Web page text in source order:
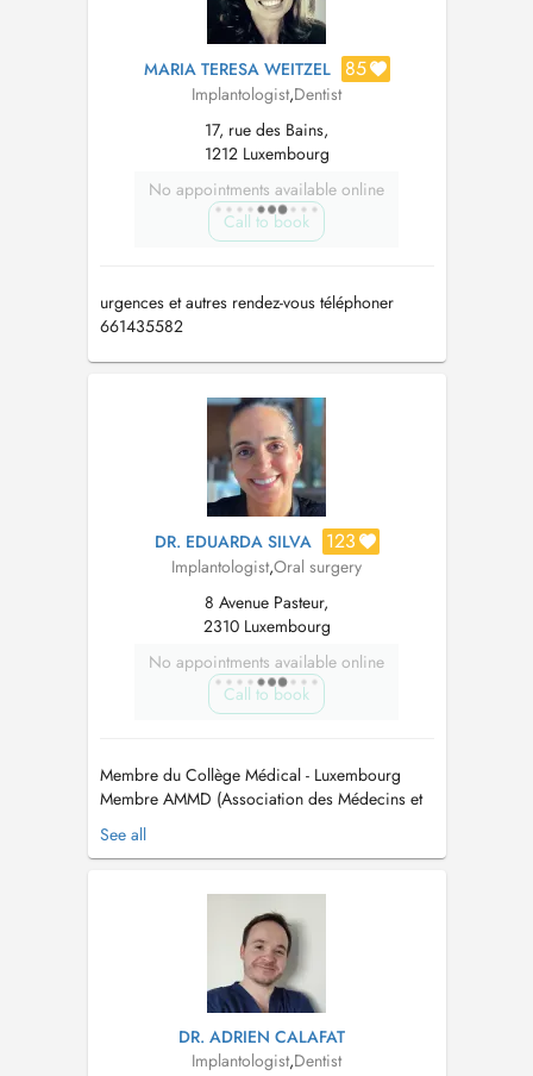
MARIA TERESA WEITZEL 85
Implantologist,Dentist
17, rue des Bains,
1212 Luxembourg
No appointments available online
Call to book
urgences et autres rendez-vous téléphoner
661435582
DR. EDUARDA SILVA 123
Implantologist,Oral surgery
8 Avenue Pasteur,
2310 Luxembourg
No appointments available online
Call to book
Membre du Collège Médical - Luxembourg
Membre AMMD (Association des Médecins et
Médecins Dentistes) - Luxembourg. Membre
CMD (Cercle des Médecins Dentistes) -
Médicos Dentistas) - Portugal Maitre en
Médicine Dentaire / Mestre em Medicina
Dentaria Maitre en Réhab...
See all
DR. ADRIEN CALAFAT
Implantologist,Dentist